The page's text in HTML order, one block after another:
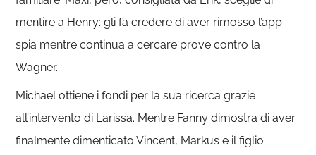
mentire a Henry: gli fa credere di aver rimosso l’app
spia mentre continua a cercare prove contro la
Wagner.
Michael ottiene i fondi per la sua ricerca grazie
all’intervento di Larissa. Mentre Fanny dimostra di aver
finalmente dimenticato Vincent, Markus e il figlio